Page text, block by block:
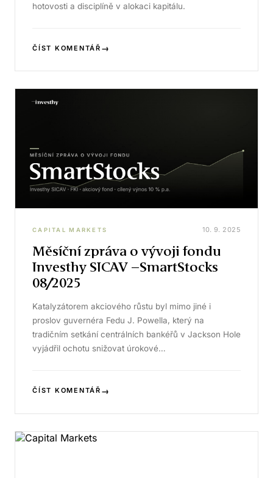
hotovosti a disciplíně v alokaci kapitálu.
ČÍST KOMENTÁŘ →
CAPITAL MARKETS 10. 9. 2025
Měsíční zpráva o vývoji fondu
Investhy SICAV –SmartStocks
08/2025
Katalyzátorem akciového růstu byl mimo jiné i
proslov guvernéra Fedu J. Powella, který na
tradičním setkání centrálních bankéřů v Jackson Hole
vyjádřil ochotu snižovat úrokové…
ČÍST KOMENTÁŘ →